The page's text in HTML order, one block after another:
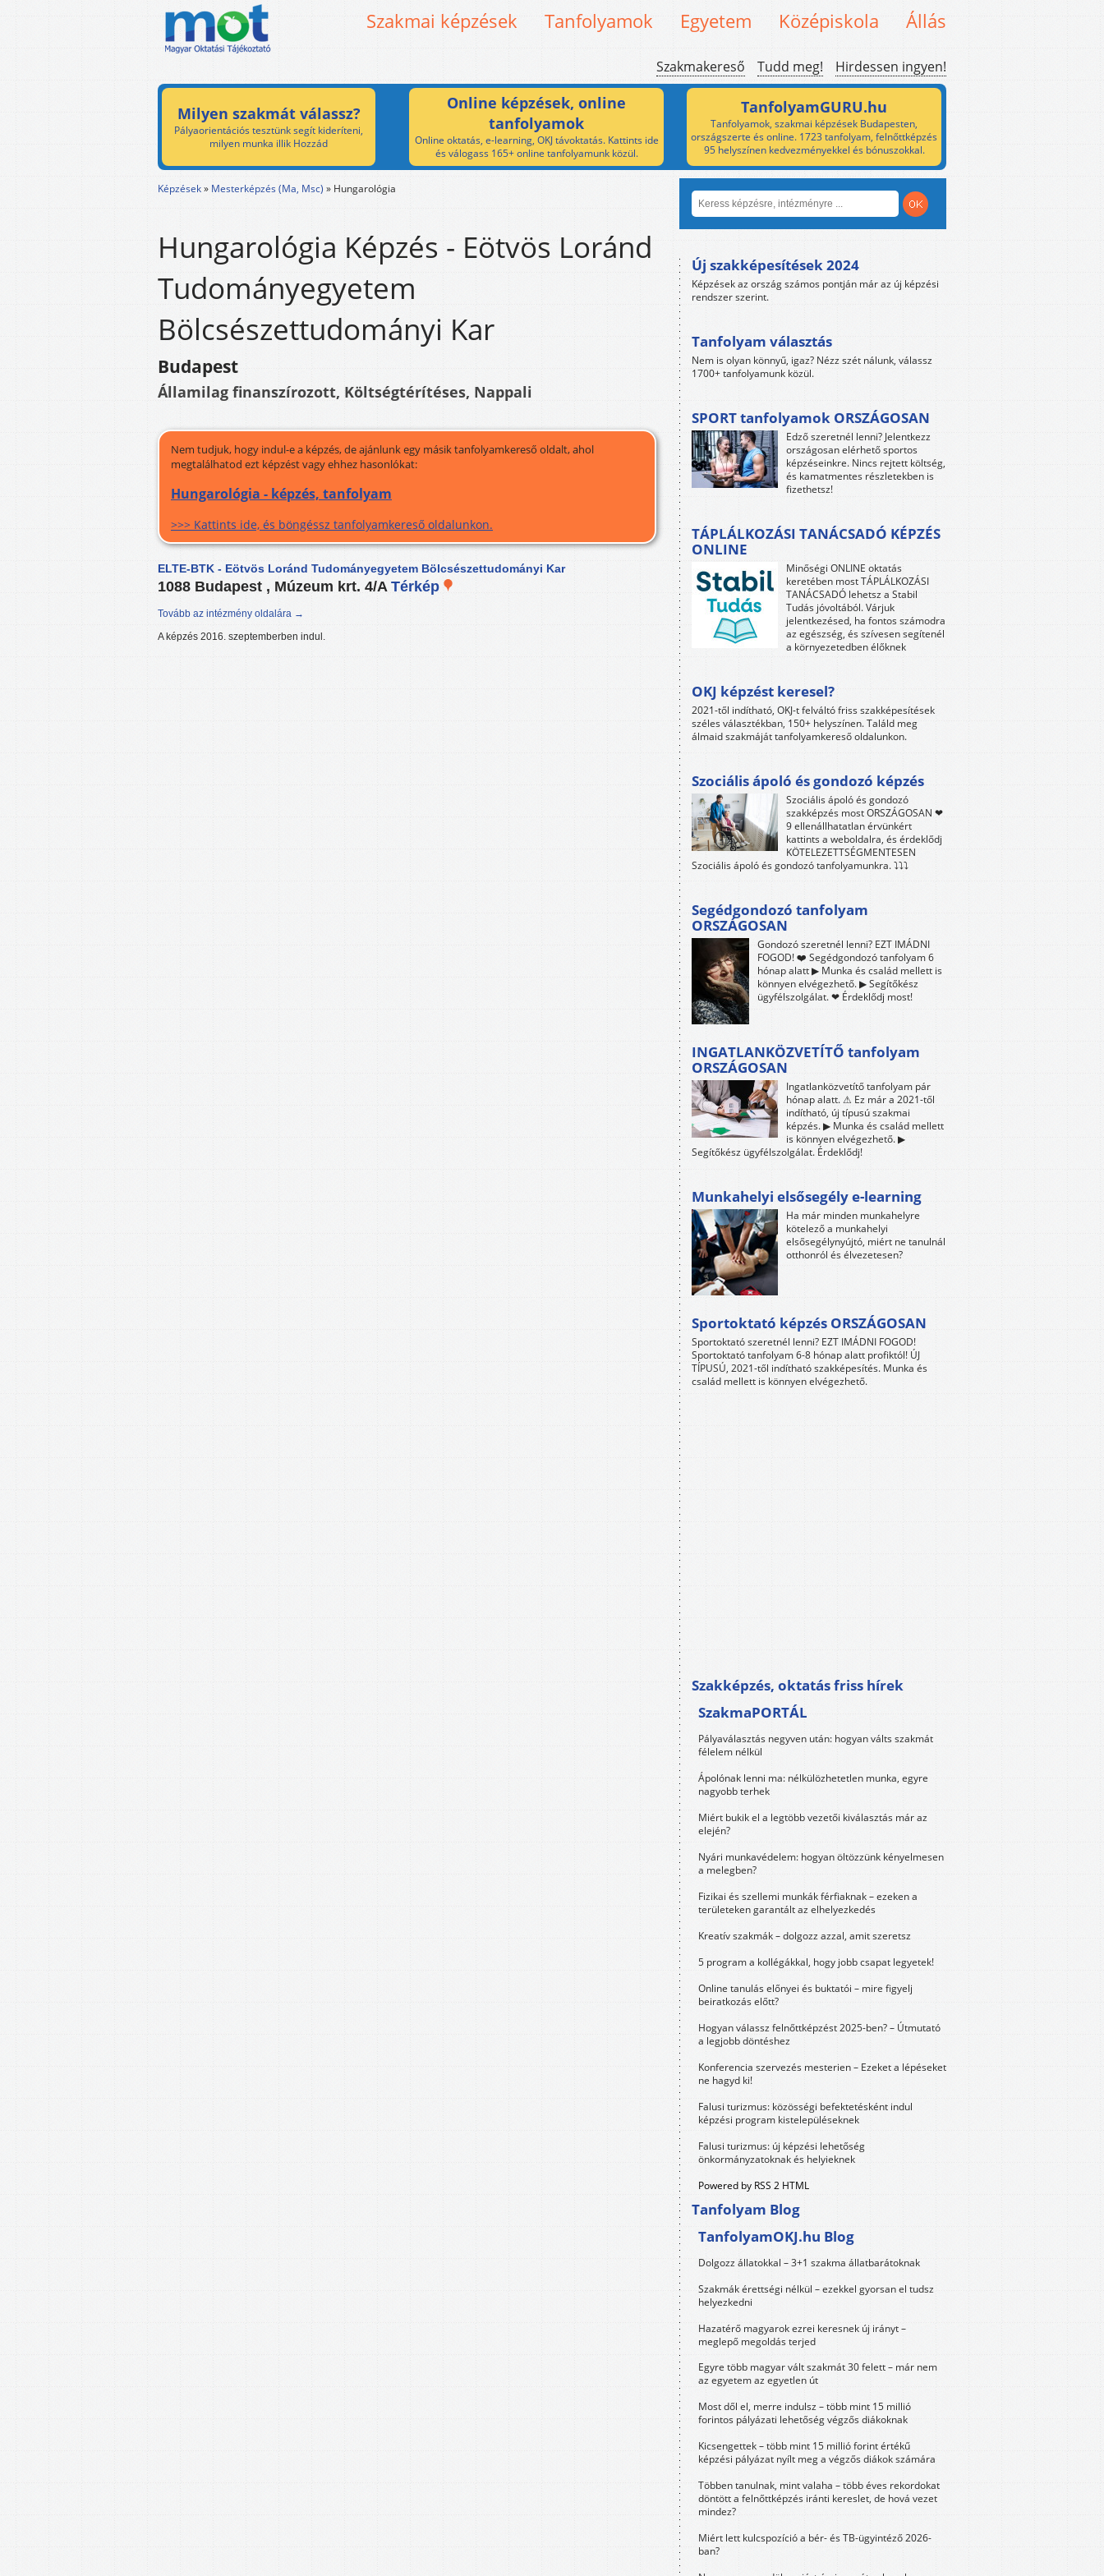
Szakmai képzések Tanfolyamok Egyetem Középiskola Állás
Szakmakereső Tudd meg! Hirdessen ingyen!
Milyen szakmát válassz?
Pályaorientációs tesztünk segít kideríteni,
milyen munka illik Hozzád
Online képzések, online
tanfolyamok
Online oktatás, e-learning, OKJ távoktatás. Kattints ide
és válogass 165+ online tanfolyamunk közül.
TanfolyamGURU.hu
Tanfolyamok, szakmai képzések Budapesten,
országszerte és online. 1723 tanfolyam, felnőttképzés
95 helyszínen kedvezményekkel és bónuszokkal.
Képzések» Mesterképzés (Ma, Msc) » Hungarológia
Hungarológia Képzés - Eötvös Loránd
Tudományegyetem
Bölcsészettudományi Kar
Budapest
Államilag finanszírozott, Költségtérítéses, Nappali
Nem tudjuk, hogy indul-e a képzés, de ajánlunk egy másik tanfolyamkereső oldalt, ahol
megtalálhatod ezt képzést vagy ehhez hasonlókat:
Hungarológia - képzés, tanfolyam
>>> Kattints ide, és böngéssz tanfolyamkereső oldalunkon.
ELTE-BTK - Eötvös Loránd Tudományegyetem Bölcsészettudományi Kar
1088 Budapest , Múzeum krt. 4/A Térkép
Tovább az intézmény oldalára →
A képzés 2016. szeptemberben indul.
Új szakképesítések 2024
Képzések az ország számos pontján már az új képzési
rendszer szerint.
Tanfolyam választás
Nem is olyan könnyű, igaz? Nézz szét nálunk, válassz
1700+ tanfolyamunk közül.
SPORT tanfolyamok ORSZÁGOSAN
Edző szeretnél lenni? Jelentkezz
országosan elérhető sportos
képzéseinkre. Nincs rejtett költség,
és kamatmentes részletekben is
fizethetsz!
TÁPLÁLKOZÁSI TANÁCSADÓ KÉPZÉS
ONLINE
Minőségi ONLINE oktatás
keretében most TÁPLÁLKOZÁSI
TANÁCSADÓ lehetsz a Stabil
Tudás jóvoltából. Várjuk
jelentkezésed, ha fontos számodra
az egészség, és szívesen segítenél
a környezetedben élőknek
OKJ képzést keresel?
2021-től indítható, OKJ-t felváltó friss szakképesítések
széles választékban, 150+ helyszínen. Találd meg
álmaid szakmáját tanfolyamkereső oldalunkon.
Szociális ápoló és gondozó képzés
Szociális ápoló és gondozó
szakképzés most ORSZÁGOSAN ❤
9 ellenállhatatlan érvünkért
kattints a weboldalra, és érdeklődj
KÖTELEZETTSÉGMENTESEN
Szociális ápoló és gondozó tanfolyamunkra. ⤵⤵⤵
Segédgondozó tanfolyam
ORSZÁGOSAN
Gondozó szeretnél lenni? EZT IMÁDNI
FOGOD! ❤️ Segédgondozó tanfolyam 6
hónap alatt ▶ Munka és család mellett is
könnyen elvégezhető. ▶ Segítőkész
ügyfélszolgálat. ❤ Érdeklődj most!
INGATLANKÖZVETÍTŐ tanfolyam
ORSZÁGOSAN
Ingatlanközvetítő tanfolyam pár
hónap alatt. ⚠ Ez már a 2021-től
indítható, új típusú szakmai
képzés. ▶ Munka és család mellett
is könnyen elvégezhető. ▶
Segítőkész ügyfélszolgálat. Érdeklődj!
Munkahelyi elsősegély e-learning
Ha már minden munkahelyre
kötelező a munkahelyi
elsősegélynyújtó, miért ne tanulnál
otthonról és élvezetesen?
Sportoktató képzés ORSZÁGOSAN
Sportoktató szeretnél lenni? EZT IMÁDNI FOGOD!
Sportoktató tanfolyam 6-8 hónap alatt profiktól! ÚJ
TÍPUSÚ, 2021-től indítható szakképesítés. Munka és
család mellett is könnyen elvégezhető.
Szakképzés, oktatás friss hírek
SzakmaPORTÁL
Pályaválasztás negyven után: hogyan válts szakmát
félelem nélkül
Ápolónak lenni ma: nélkülözhetetlen munka, egyre
nagyobb terhek
Miért bukik el a legtöbb vezetői kiválasztás már az
elején?
Nyári munkavédelem: hogyan öltözzünk kényelmesen
a melegben?
Fizikai és szellemi munkák férfiaknak – ezeken a
területeken garantált az elhelyezkedés
Kreatív szakmák – dolgozz azzal, amit szeretsz
5 program a kollégákkal, hogy jobb csapat legyetek!
Online tanulás előnyei és buktatói – mire figyelj
beiratkozás előtt?
Hogyan válassz felnőttképzést 2025-ben? – Útmutató
a legjobb döntéshez
Konferencia szervezés mesterien – Ezeket a lépéseket
ne hagyd ki!
Falusi turizmus: közösségi befektetésként indul
képzési program kistelepüléseknek
Falusi turizmus: új képzési lehetőség
önkormányzatoknak és helyieknek
Powered by RSS 2 HTML
Tanfolyam Blog
TanfolyamOKJ.hu Blog
Dolgozz állatokkal – 3+1 szakma állatbarátoknak
Szakmák érettségi nélkül – ezekkel gyorsan el tudsz
helyezkedni
Hazatérő magyarok ezrei keresnek új irányt –
meglepő megoldás terjed
Egyre több magyar vált szakmát 30 felett – már nem
az egyetem az egyetlen út
Most dől el, merre indulsz – több mint 15 millió
forintos pályázati lehetőség végzős diákoknak
Kicsengettek – több mint 15 millió forint értékű
képzési pályázat nyílt meg a végzős diákok számára
Többen tanulnak, mint valaha – több éves rekordokat
döntött a felnőttképzés iránti kereslet, de hová vezet
mindez?
Miért lett kulcspozíció a bér- és TB-ügyintéző 2026-
ban?